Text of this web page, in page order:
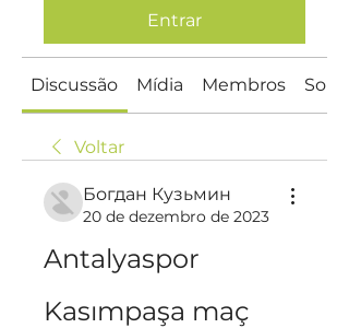
Entrar
Discussão Mídia Membros Sobre
Voltar
Богдан Кузьмин
20 de dezembro de 2023
Antalyaspor
Kasımpaşa maç